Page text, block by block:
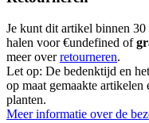
Je kunt dit artikel binnen 30
halen voor €undefined of
meer overretourneren.
Let op: De bedenktijd en
op maat gemaakte
planten.
Meer informatie over de